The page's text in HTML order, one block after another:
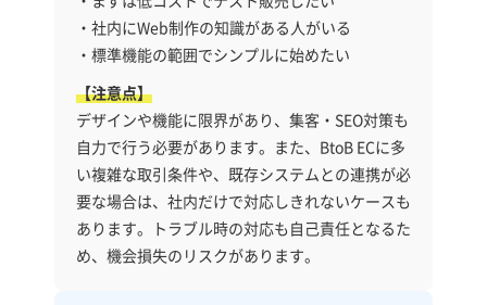
・社内にWeb制作の知識がある人がいる
・標準機能の範囲でシンプルに始めたい
【注意点】
デザインや機能に限界があり、集客・SEO対策も
自力で行う必要があります。また、BtoB ECに多
い複雑な取引条件や、既存システムとの連携が必
要な場合は、社内だけで対応しきれないケースも
あります。トラブル時の対応も自己責任となるた
め、機会損失のリスクがあります。